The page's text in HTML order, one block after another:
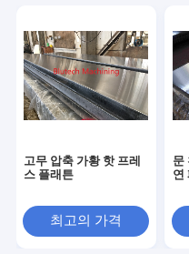
고무 압축 가황 핫 프레
스 플래튼
최고의 가격
문
연